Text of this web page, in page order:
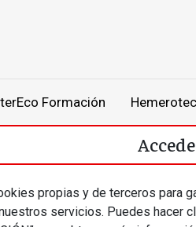
Formación
propias y de terceros para
servicios. Puedes hacer